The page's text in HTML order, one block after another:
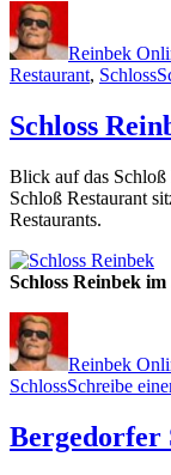
Reinbek
Restaurant, Schloss
Schloss
Blick auf das
Schloß Restaurant
Restaurants.
Schloss Reinbek
Reinbek
SchlossSchreibe
Bergedorfer